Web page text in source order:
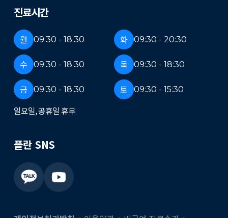
진료시간
월 09:30 - 18:30 화 09:30 - 20:30
수 09:30 - 18:30 목 09:30 - 18:30
금 09:30 - 18:30 토 09:30 - 15:30
일요일, 공휴일 휴무
플란 SNS